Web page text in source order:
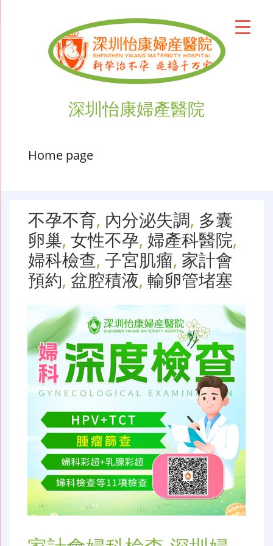
深圳怡康婦產醫院
Home page
不孕不育, 內分泌失調, 多囊
卵巢, 女性不孕, 婦產科醫院,
婦科檢查, 子宮肌瘤, 家計會
預約, 盆腔積液, 輸卵管堵塞